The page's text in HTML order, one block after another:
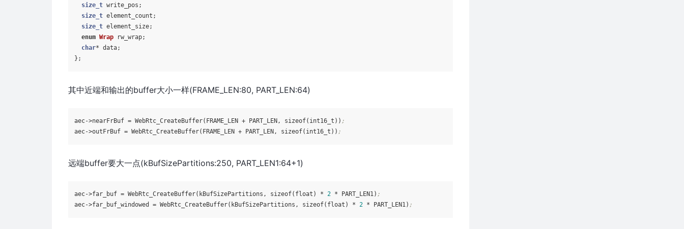
size_t write_pos;
size_t element_count;
size_t element_size;
enum Wrap rw_wrap;
char* data;
其中近端和输出的buffer大小一样(FRAME_LEN:80, PART_LEN:64)
aec->nearFrBuf = WebRtc_CreateBuffer(FRAME_LEN + PART_LEN, sizeof(int16_t)) ;
aec->outFrBuf = WebRtc_CreateBuffer(FRAME_LEN + PART_LEN, sizeof(int16_t)) ;
远端buffer要大一点(kBufSizePartitions:250, PART_LEN1:64+1)
aec->far_buf = WebRtc_CreateBuffer(kBufSizePartitions, sizeof(float) * 2 * PART_LEN1) ;
aec->far_buf_windowed = WebRtc_CreateBuffer(kBufSizePartitions, sizeof(float) * 2 * PART_LEN1) ;